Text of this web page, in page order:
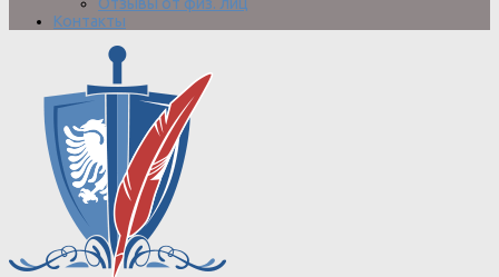
Отзывы от физ. лиц
Контакты